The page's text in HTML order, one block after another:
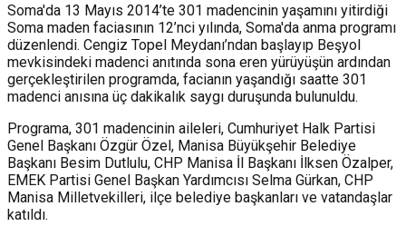
Soma'da 13 Mayıs 2014’te 301 madencinin yaşamını yitirdiği
Soma maden faciasının 12’nci yılında, Soma'da anma programı
düzenlendi. Cengiz Topel Meydanı’ndan başlayıp Beşyol
mevkisindeki madenci anıtında sona eren yürüyüşün ardından
gerçekleştirilen programda, facianın yaşandığı saatte 301
madenci anısına üç dakikalık saygı duruşunda bulunuldu.
Programa, 301 madencinin aileleri, Cumhuriyet Halk Partisi
Genel Başkanı Özgür Özel, Manisa Büyükşehir Belediye
Başkanı Besim Dutlulu, CHP Manisa İl Başkanı İlksen Özalper,
EMEK Partisi Genel Başkan Yardımcısı Selma Gürkan, CHP
Manisa Milletvekilleri, ilçe belediye başkanları ve vatandaşlar
katıldı.